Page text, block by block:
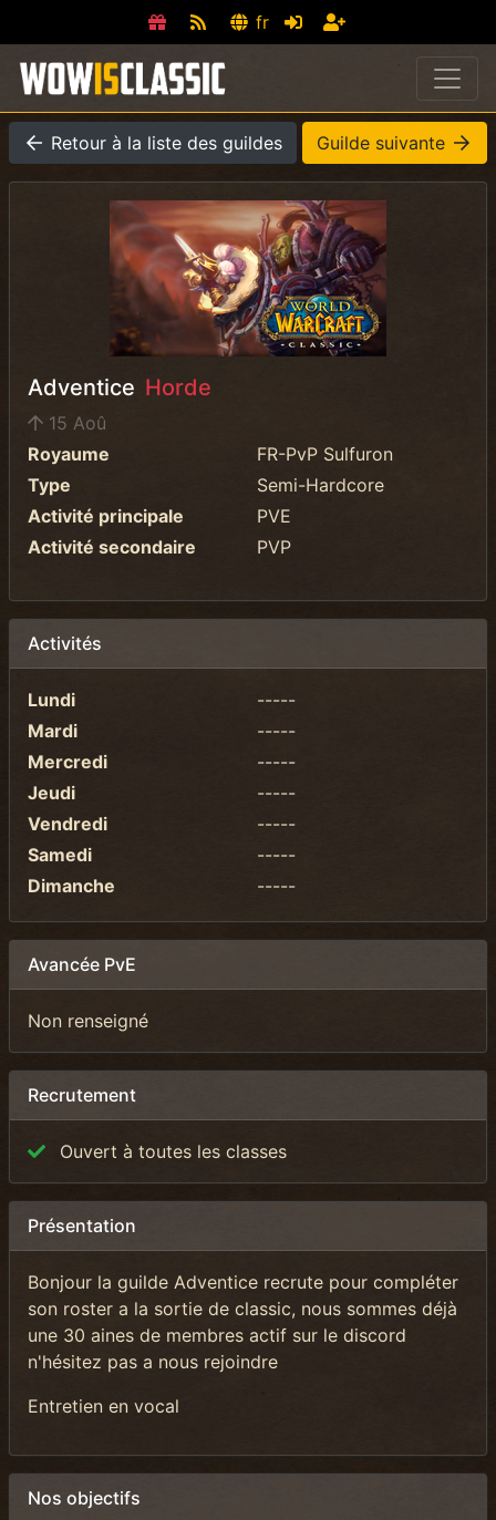
fr
Retour à la liste des guildes Guilde suivante
Adventice Horde
15 Aoû
Royaume
FR-PvP Sulfuron
Type
Semi-Hardcore
Activité principale
PVE
Activité secondaire
PVP
Activités
Lundi
-----
Mardi
-----
Mercredi
-----
Jeudi
-----
Vendredi
-----
Samedi
-----
Dimanche
-----
Avancée PvE
Non renseigné
Recrutement
Ouvert à toutes les classes
Présentation
Bonjour la guilde Adventice recrute pour compléter
son roster a la sortie de classic, nous sommes déjà
une 30 aines de membres actif sur le discord
n'hésitez pas a nous rejoindre
Entretien en vocal
Nos objectifs